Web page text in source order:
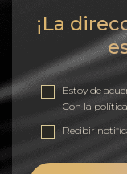
¡La
Estoy de
Con la política
Recibir